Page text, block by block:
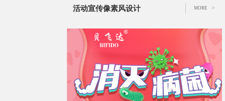
活动宣传像素风设计 MORE >